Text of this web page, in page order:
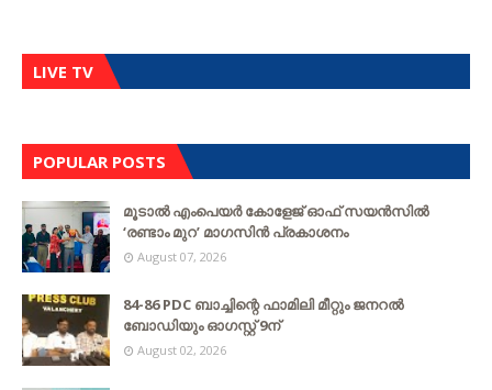
LIVE TV
POPULAR POSTS
മൂടാൽ എംപെയർ കോളേജ് ഓഫ് സയൻസിൽ
‘രണ്ടാം മുറ’ മാഗസിൻ പ്രകാശനം
August 07, 2026
84-86 PDC ബാച്ചിന്റെ ഫാമിലി മീറ്റും ജനറൽ
ബോഡിയും ഓഗസ്റ്റ് 9ന്
August 02, 2026